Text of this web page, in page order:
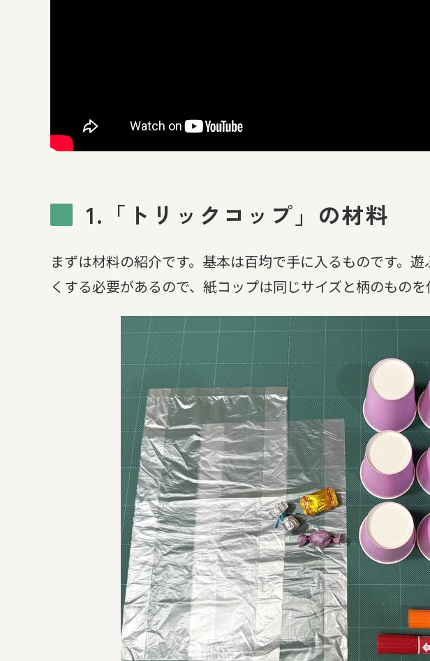
1.「トリックコップ」の材料
まずは材料の紹介です。基本は百均で手に入るものです。
くする必要があるので、紙コップは同じサイズと柄のものを